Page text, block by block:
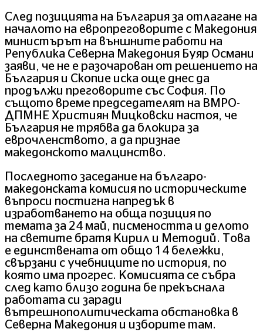
След позицията на България за отлагане на
началото на европреговорите с Македония
министърът на външните работи на
Република Северна Македония Буяр Османи
заяви, че не е разочарован от решението на
България и Скопие иска още днес да
продължи преговорите със София. По
същото време председателят на ВМРО-
ДПМНЕ Християн Мицковски настоя, че
България не трябва да блокира за
еврочленството, а да признае
македонското малцинство.
Последното заседание на българо-
македонската комисия по историческите
въпроси постигна напредък в
изработването на обща позиция по
темата за 24 май, писмеността и делото
на светите братя Кирил и Методий. Това
е единствената от общо 14 бележки,
свързани с учебниците по история, по
която има прогрес. Комисията се събра
след като близо година бе прекъснала
работата си заради
вътрешнополитическата обстановка в
Северна Македония и изборите там.